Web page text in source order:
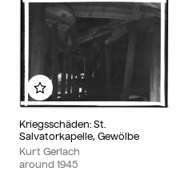
Kriegsschäden: St.
Salvatorkapelle, Gewölbe
Kurt Gerlach
around 1945
Add to my album